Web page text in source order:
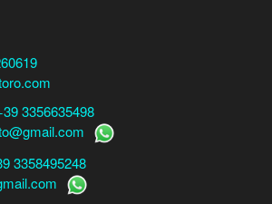
3356635498
3358495248